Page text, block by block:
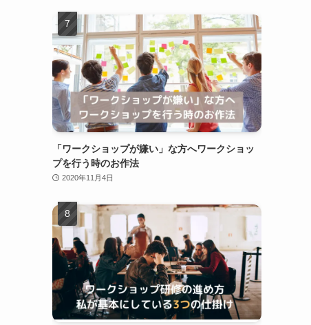
「ワークショップが嫌い」な方へワークショッ
プを行う時のお作法
2020年11月4日